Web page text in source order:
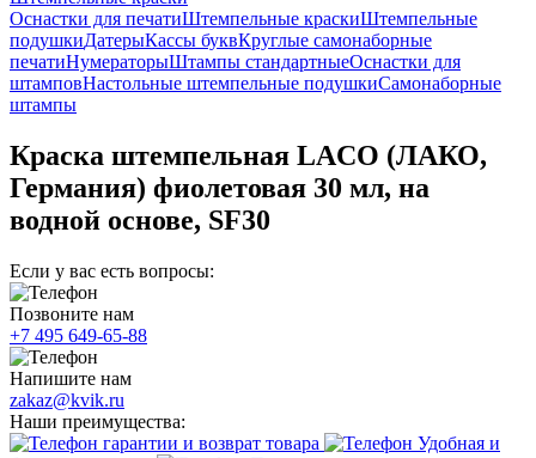
Оснастки для печатиШтемпельные краскиШтемпельные
подушкиДатерыКассы буквКруглые самонаборные
печатиНумераторыШтампы стандартныеОснастки для
штамповНастольные штемпельные подушкиСамонаборные
штампы
Краска штемпельная LACO (ЛАКО,
Германия) фиолетовая 30 мл, на
водной основе, SF30
Если у вас есть вопросы:
Позвоните нам
+7 495 649-65-88
Напишите нам
zakaz@kvik.ru
Наши преимущества:
гарантии и возврат товара
Удобная и